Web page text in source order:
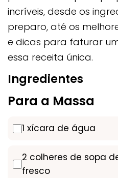
incríveis, desde os
preparo, até os
e dicas para faturar
essa receita única.
Ingredientes
Para a Massa
1 xícara de água
2 colheres de sopa
fresco